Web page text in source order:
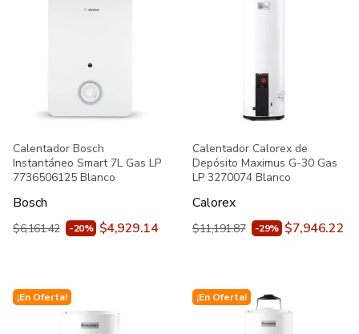
Calentador Bosch
Instantáneo Smart 7L Gas LP
7736506125 Blanco
Bosch
$6,161.42 -20% $4,929.14
Calentador Calorex de
Depósito Maximus G-30 Gas
LP 3270074 Blanco
Calorex
$11,191.87 -29% $7,946.22
¡En Oferta! ¡En Oferta!